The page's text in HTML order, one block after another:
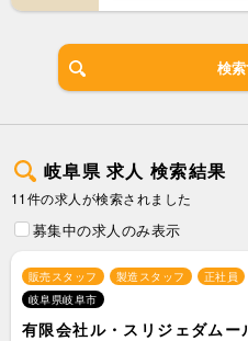
検
岐阜県 求人 検索結果
11件の求人が検索されました
募集中の求人のみ表示
販売スタッフ 製造スタッフ 正社員
岐阜県岐阜市
有限会社ル・スリジェダムー